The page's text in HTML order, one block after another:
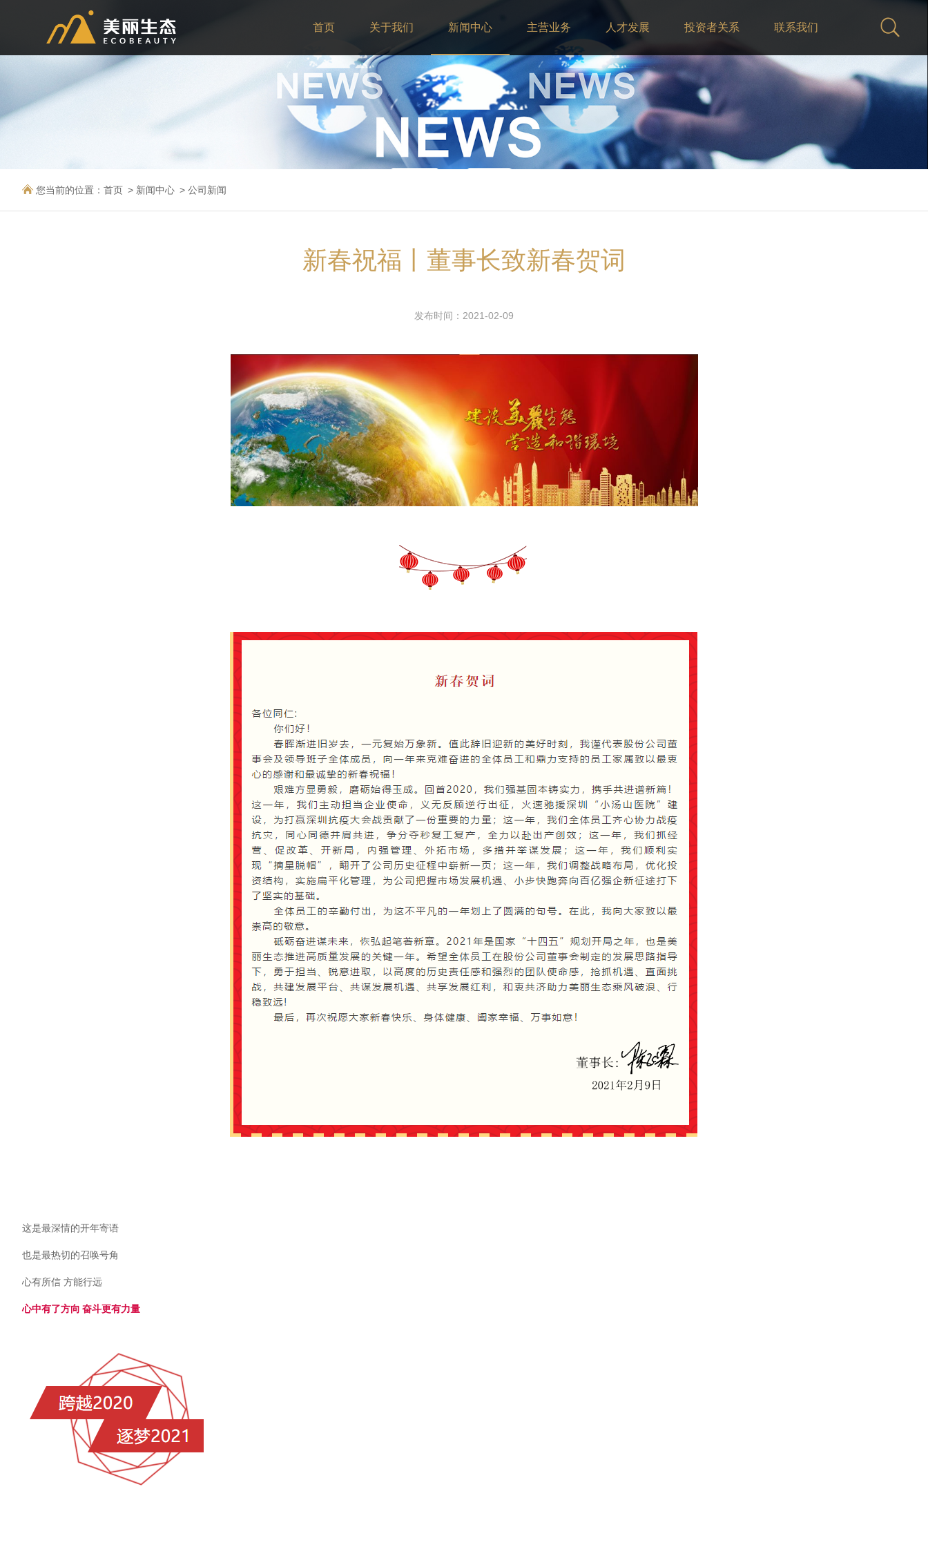
首页 关于我们 新闻中心 主营业务 人才发展 投资者关系 联系我们
您当前的位置： 首页 新闻中心 公司新闻
新春祝福丨董事长致新春贺词
发布时间：2021-02-09
这是最深情的开年寄语
也是最热切的召唤号角
心有所信 方能行远
心中有了方向 奋斗更有力量